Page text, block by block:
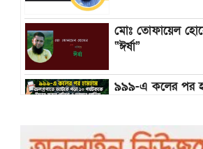
মোঃ তোফায়েল
“ঈর্ষা”
৯৯৯-এ কলের পর
ফায়ার সার্ভিস